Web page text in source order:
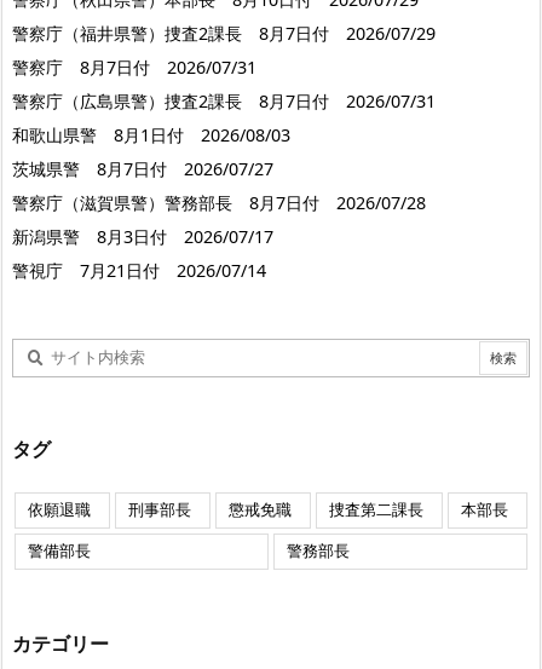
警察庁（福井県警）捜査2課長 8月7日付 2026/07/29
警察庁 8月7日付 2026/07/31
警察庁（広島県警）捜査2課長 8月7日付 2026/07/31
和歌山県警 8月1日付 2026/08/03
茨城県警 8月7日付 2026/07/27
警察庁（滋賀県警）警務部長 8月7日付 2026/07/28
新潟県警 8月3日付 2026/07/17
警視庁 7月21日付 2026/07/14
タグ
依願退職 刑事部長 懲戒免職 捜査第二課長
本部長
警備部長
警務部長
カテゴリー